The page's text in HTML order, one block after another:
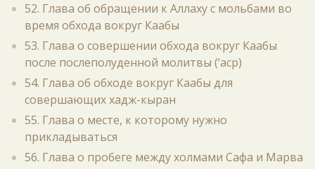
52. Глава об обращении к Аллаху с мольбами во
время обхода вокруг Каабы
53. Глава о совершении обхода вокруг Каабы
после послеполуденной молитвы (‘аср)
54. Глава об обходе вокруг Каабы для
совершающих хадж-кыран
55. Глава о месте, к которому нужно
прикладываться
56. Глава о пробеге между холмами Сафа и Марва